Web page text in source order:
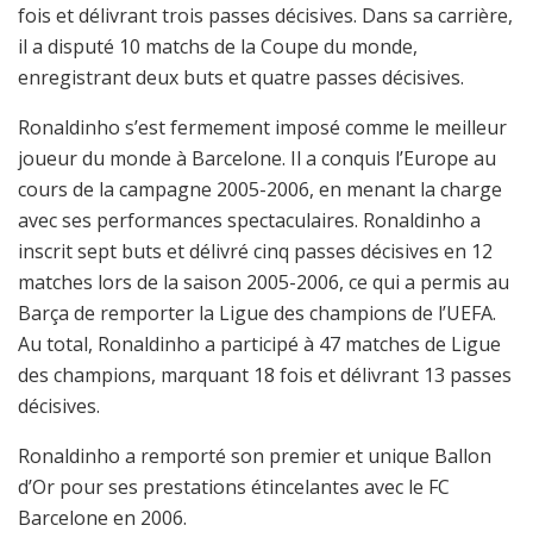
fois et délivrant trois passes décisives. Dans sa carrière,
il a disputé 10 matchs de la Coupe du monde,
enregistrant deux buts et quatre passes décisives.
Ronaldinho s’est fermement imposé comme le meilleur
joueur du monde à Barcelone. Il a conquis l’Europe au
cours de la campagne 2005-2006, en menant la charge
avec ses performances spectaculaires. Ronaldinho a
inscrit sept buts et délivré cinq passes décisives en 12
matches lors de la saison 2005-2006, ce qui a permis au
Barça de remporter la Ligue des champions de l’UEFA.
Au total, Ronaldinho a participé à 47 matches de Ligue
des champions, marquant 18 fois et délivrant 13 passes
décisives.
Ronaldinho a remporté son premier et unique Ballon
d’Or pour ses prestations étincelantes avec le FC
Barcelone en 2006.